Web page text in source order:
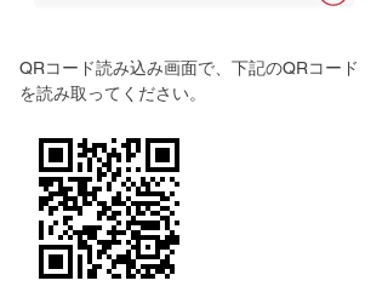
QRコード読み込み画面で、下記のQRコード
を読み取ってください。